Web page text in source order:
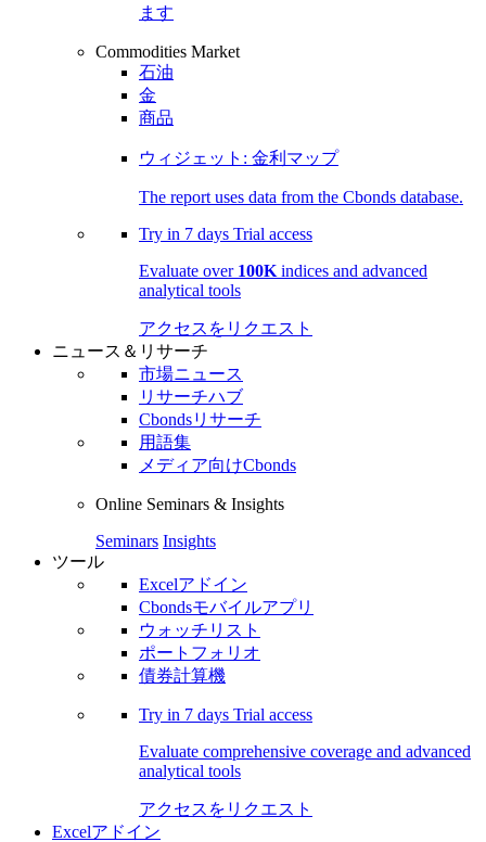
ます
Commodities Market
石油
金
商品
ウィジェット: 金利マップ
The report uses data from the Cbonds database.
Try in 7 days Trial access
Evaluate over 100K indices and advanced
analytical tools
アクセスをリクエスト
ニュース＆リサーチ
市場ニュース
リサーチハブ
Cbondsリサーチ
用語集
メディア向けCbonds
Online Seminars & Insights
Seminars Insights
ツール
Excelアドイン
Cbondsモバイルアプリ
ウォッチリスト
ポートフォリオ
債券計算機
Try in 7 days Trial access
Evaluate comprehensive coverage and advanced
analytical tools
アクセスをリクエスト
Excelアドイン